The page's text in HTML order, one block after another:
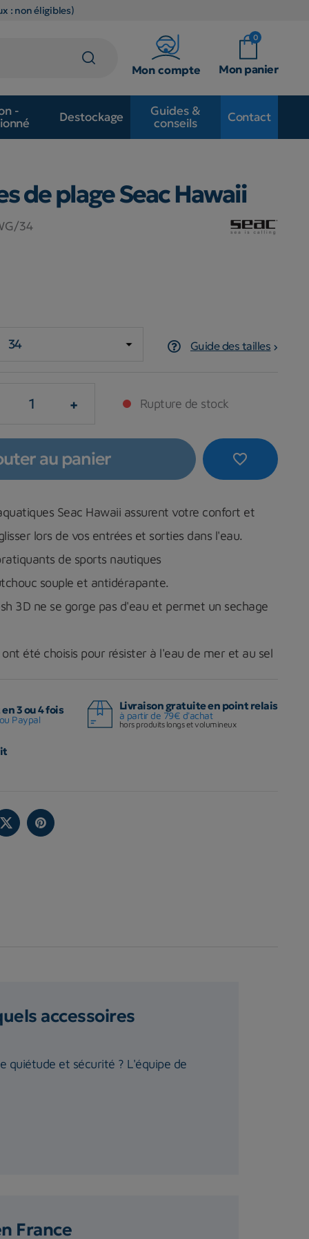
: non éligibles)
Mon compte
0
Mon panier
-
Destockage
Guides &
conseils
Contact
de plage Seac Hawaii
34
Guide des tailles
+ Rupture de stock
favorite_border
au panier
Seac Hawaii assurent votre confort et
lors de vos entrées et sorties dans l'eau.
de sports nautiques
souple et antidérapante.
3D ne se gorge pas d'eau et permet un sechage
été choisis pour résister à l'eau de mer et au sel
3 ou 4 fois
Paypal
Livraison gratuite en point relais
à partir de 79€ d'achat
hors produits longs et volumineux
accessoires
quiétude et sécurité ? L'équipe de
France